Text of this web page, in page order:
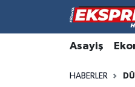
Asayiş
HABERLER
Altıntaş
Hava Durumu
Trafik Durumu